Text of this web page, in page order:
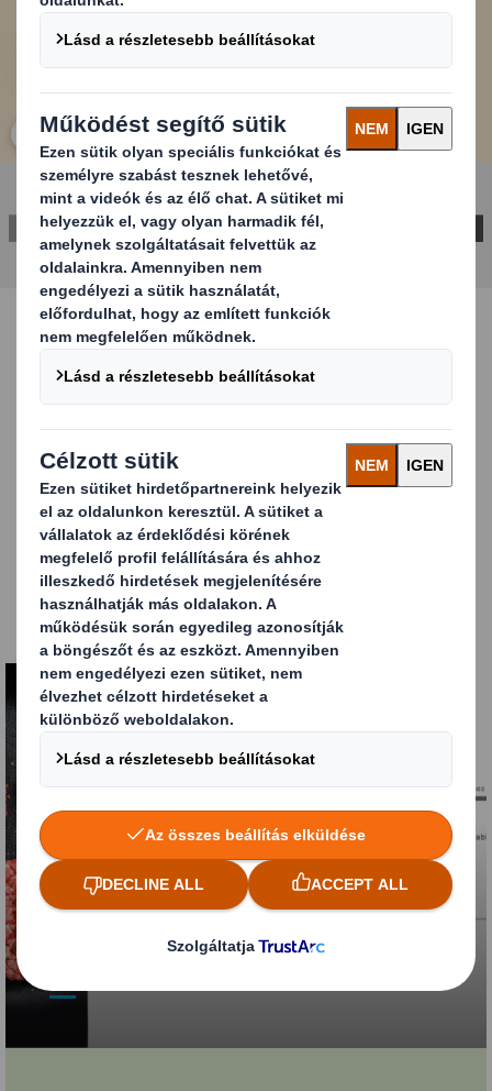
Kattintson ide a kép nagyításásához
Ismerje meg a
termékcsaládot!